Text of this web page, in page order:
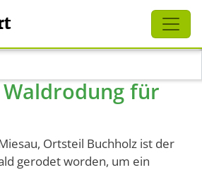
für
Ortsteil Buchholz ist der
gerodet worden, um ein
Schliessen